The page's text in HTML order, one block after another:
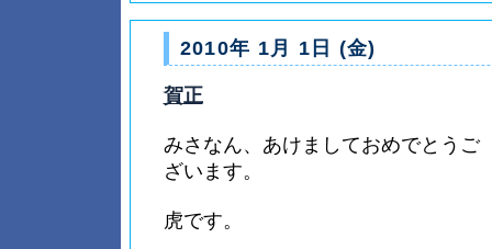
2010年 1月 1日 (金)
賀正
みさなん、あけましておめでとうご
ざいます。
虎です。